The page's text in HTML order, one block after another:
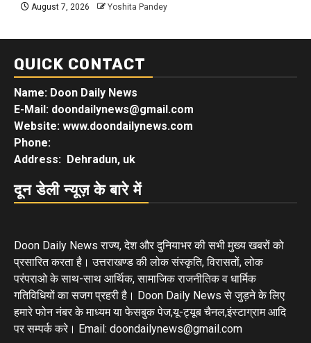
August 7, 2026 Yoshita Pandey
QUICK CONTACT
Name: Doon Daily News
E-Mail: doondailynews@gmail.com
Website: www.doondailynews.com
Phone:
Address: Dehradun, uk
दून डेली न्यूज़ के बारे में
Doon Daily News राज्य, देश और दुनियाभर की सभी मुख्य खबरों को
प्रसारित करता है। उत्तराखण्ड की लोक संस्कृति, विरासतों, लोक
परंपराओ के साथ-साथ आर्थिक, सामाजिक राजनीतिक व धार्मिक
गतिविधियों का सजग प्रहरी है। Doon Daily News से जुड़ने के लिए
हमारे फोन नंबर के माध्यम या फेसबुक पेज,यू-ट्यूब चैनल,इंस्टाग्राम आदि
पर सम्पर्क करे। Email: doondailynews@gmail.com